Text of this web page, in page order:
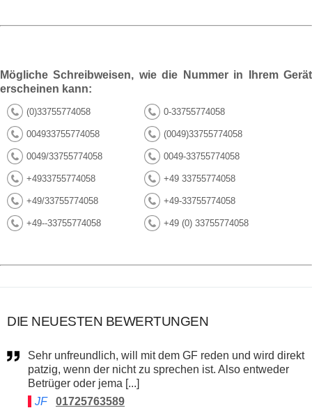
Mögliche Schreibweisen, wie die Nummer in Ihrem Gerät
erscheinen kann:
(0)33755774058 0-33755774058
004933755774058 (0049)33755774058
0049/33755774058 0049-33755774058
+4933755774058 +49 33755774058
+49/33755774058 +49-33755774058
+49--33755774058 +49 (0) 33755774058
DIE NEUESTEN BEWERTUNGEN
Sehr unfreundlich, will mit dem GF reden und wird direkt
patzig, wenn der nicht zu sprechen ist. Also entweder
Betrüger oder jema [...]
JF
01725763589